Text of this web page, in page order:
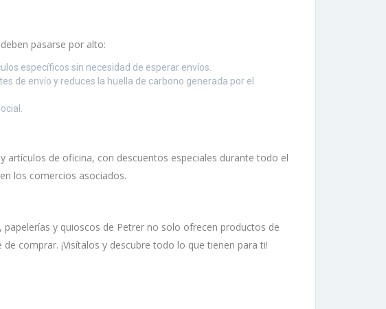
pasarse por alto:
específicos sin necesidad de esperar envíos.
de envío y reduces la huella de carbono generada por el
artículos de oficina, con descuentos especiales durante todo el
los comercios asociados.
y quioscos de Petrer no solo ofrecen productos de
comprar. ¡Visítalos y descubre todo lo que tienen para ti!